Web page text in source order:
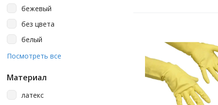
Officeclean
Paclan
Rabbitex
Vileda
Vileda Professional
бежевый
без цвета
белый
голубой
Посмотреть все
Материал
латекс